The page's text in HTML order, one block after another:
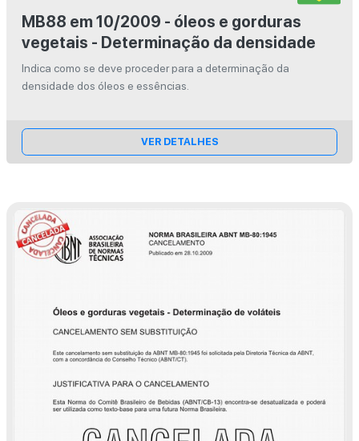
MB88 em 10/2009 - óleos e gorduras
vegetais - Determinação da densidade
Indica como se deve proceder para a determinação da
densidade dos óleos e essências.
VER DETALHES